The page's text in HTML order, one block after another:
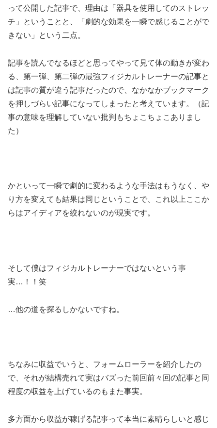
って公開した記事で、理由は「器具を使用してのストレッ
チ」ということと、「劇的な効果を一瞬で感じることがで
きない」という二点。
記事を読んでなるほどと思ってやって見て体の動きが変わ
る、第一弾、第二弾の最強フィジカルトレーナーの記事と
は記事の質が違う記事だったので、なかなかブックマーク
を押しづらい記事になってしまったと考えています。（記
事の意味を理解していない批判もちょこちょこありまし
た）
かといって一瞬で劇的に変わるような手法はもうなく、や
り方を変えても結果は同じということで、これ以上ここか
らはアイディアを絞れないのが現実です。
そして僕はフィジカルトレーナーではないという事
実…！！笑
…他の道を探るしかないですね。
ちなみに収益でいうと、フォームローラーを紹介したの
で、それが結構売れて実はバズった前回前々回の記事と同
程度の収益を上げているのもまた事実。
多方面から収益が稼げる記事って本当に素晴らしいと感じ